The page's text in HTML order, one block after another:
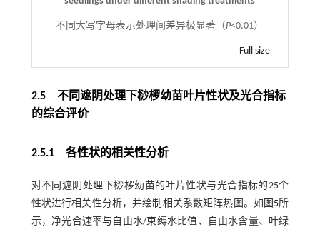
不同大写字母表示处理间差异极显著（P<0.01）
Full size
2.5 不同遮阴处理下桫椤幼苗叶片性状及光合指标
的综合评价
2.5.1 各性状的相关性分析
对不同遮阴处理下桫椤幼苗的叶片性状与光合指标的25个
性状进行相关性分析，并绘制相关系数矩阵热图。如 图5所
示，净光合速率与自由水/束缚水比值、自由水含量、叶绿